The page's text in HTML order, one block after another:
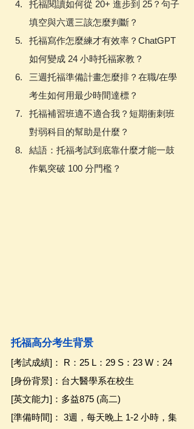
托福閱讀如何從 20+ 進步到 25？句子
填空與六選三該怎麼判斷？
托福寫作怎麼練才有效率？ChatGPT
如何變成 24 小時托福家教？
三週托福準備計畫怎麼排？在職/在學
考生如何用最少時間達標？
托福補習班適不適合我？短期衝刺班
對弱科目的幫助是什麼？
結語：托福考試到底靠什麼才能一鼓
作氣突破 100 分門檻？
托福高分考生背景
[考試成績]： R：25 L：29 S：23 W：24
[身份背景]：台大醫學系在校生
[英文能力]：多益875 (高二)
[準備時間]： 3週，每天晚上 1-2 小時，集